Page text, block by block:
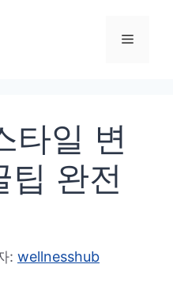
메
타일 변
팁 완전
: wellnesshub